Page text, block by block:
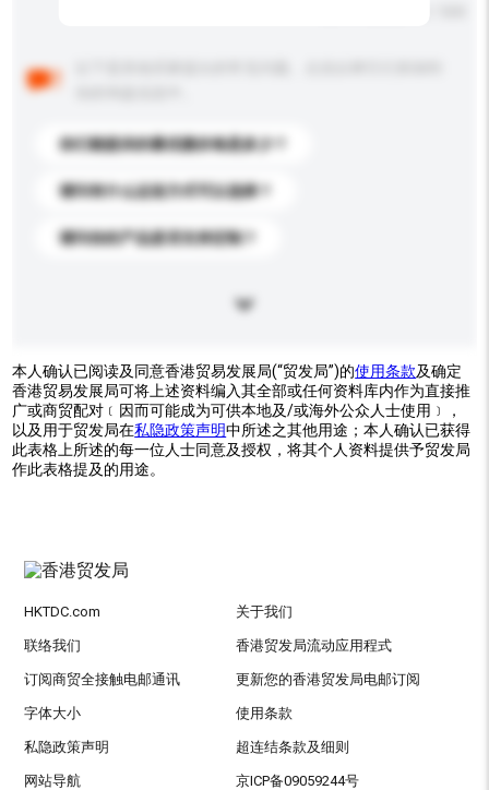
你们能提供的最优惠价格是多少？
请问有什么运送方式可以选择？
请问你的产品是否支持定制？
本人确认已阅读及同意香港贸易发展局(“贸发局”)的使用条款及确定
香港贸易发展局可将上述资料编入其全部或任何资料库内作为直接推
广或商贸配对﹝因而可能成为可供本地及/或海外公众人士使用﹞，
以及用于贸发局在私隐政策声明中所述之其他用途；本人确认已获得
此表格上所述的每一位人士同意及授权，将其个人资料提供予贸发局
作此表格提及的用途。
HKTDC.com 关于我们
联络我们 香港贸发局流动应用程式
订阅商贸全接触电邮通讯 更新您的香港贸发局电邮订阅
字体大小 使用条款
私隐政策声明 超连结条款及细则
网站导航 京ICP备09059244号